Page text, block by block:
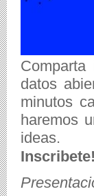
datos
minutos
haremos
ideas.
Inscribete!